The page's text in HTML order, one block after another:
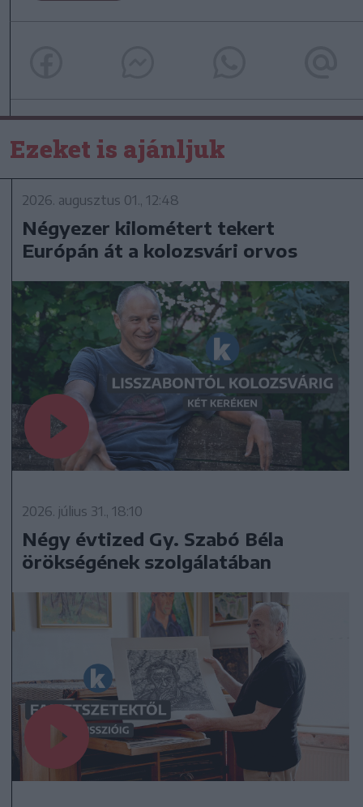
Ezeket is ajánljuk
2026. augusztus 01., 12:48
Négyezer kilométert tekert
Európán át a kolozsvári orvos
2026. július 31., 18:10
Négy évtized Gy. Szabó Béla
örökségének szolgálatában